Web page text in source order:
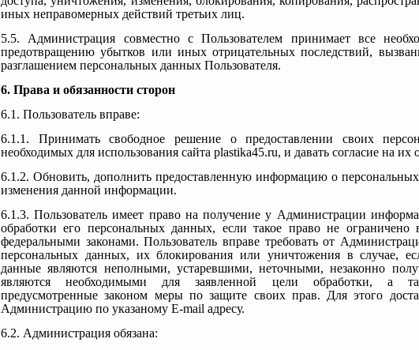
иных неправомерных действий третьих лиц.
5.5. Администрация совместно с Пользователем принимает все
предотвращению убытков или иных отрицательных последствий,
разглашением персональных данных Пользователя.
6. Права и обязанности сторон
6.1. Пользователь вправе:
6.1.1. Принимать свободное решение о предоставлении своих
необходимых для использования сайта plastika45.ru, и давать согласие на их
6.1.2. Обновить, дополнить предоставленную информацию о
изменения данной информации.
6.1.3. Пользователь имеет право на получение у Администрации
обработки его персональных данных, если такое право не ограничено
федеральными законами. Пользователь вправе требовать от
персональных данных, их блокирования или уничтожения в случае,
данные являются неполными, устаревшими, неточными, незаконно
являются необходимыми для заявленной цели обработки, а
предусмотренные законом меры по защите своих прав. Для этого
Администрацию по указаному E-mail адресу.
6.2. Администрация обязана: